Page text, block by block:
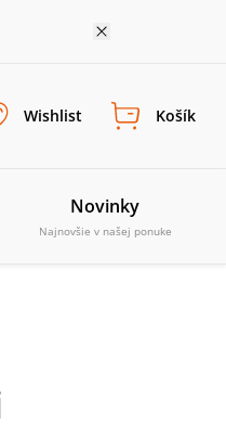
Wishlist Košík
Novinky
Najnovšie v našej ponuke